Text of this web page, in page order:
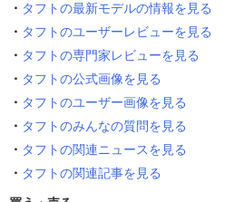
タフトの最新モデルの情報を見る
タフトのユーザーレビューを見る
タフトの専門家レビューを見る
タフトの公式画像を見る
タフトのユーザー画像を見る
タフトのみんなの質問を見る
タフトの関連ニュースを見る
タフトの関連記事を見る